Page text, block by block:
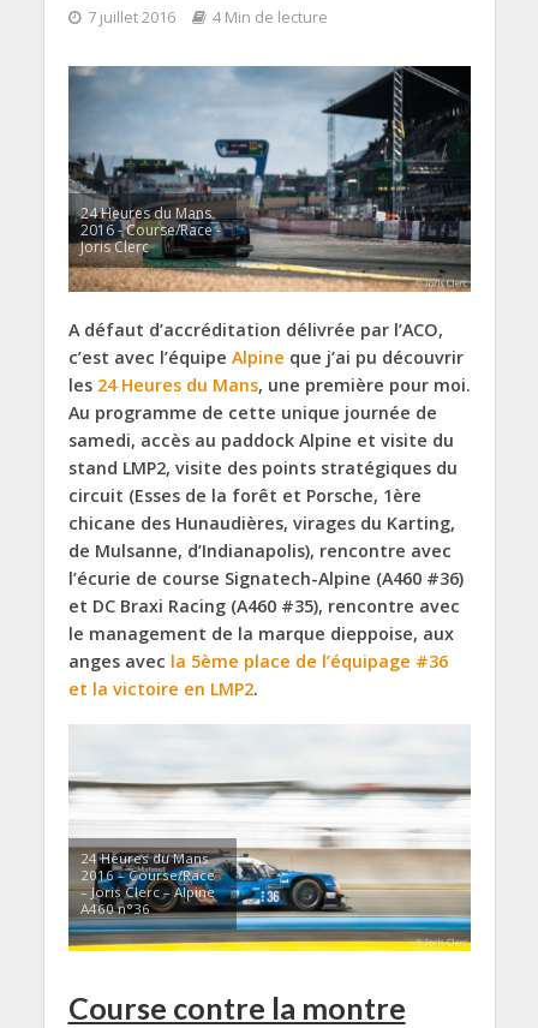
7 juillet 2016 4 Min de lecture
24 Heures du Mans
2016 - Course/Race -
Joris Clerc
A défaut d’accréditation délivrée par l’ACO,
c’est avec l’équipe Alpine que j’ai pu découvrir
les 24 Heures du Mans, une première pour moi.
Au programme de cette unique journée de
samedi, accès au paddock Alpine et visite du
stand LMP2, visite des points stratégiques du
circuit (Esses de la forêt et Porsche, 1ère
chicane des Hunaudières, virages du Karting,
de Mulsanne, d’Indianapolis), rencontre avec
l’écurie de course Signatech-Alpine (A460 #36)
et DC Braxi Racing (A460 #35), rencontre avec
le management de la marque dieppoise, aux
anges avec la 5ème place de l’équipage #36
et la victoire en LMP2.
24 Heures du Mans
2016 – Course/Race
– Joris Clerc – Alpine
A460 n°36
Course contre la montre